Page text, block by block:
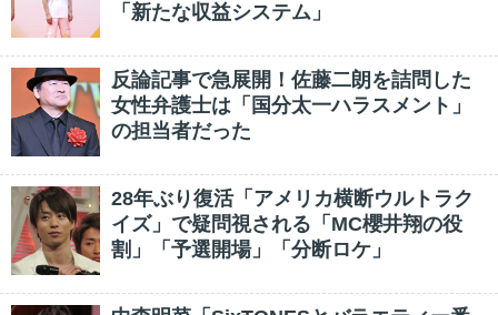
「新たな収益システム」
反論記事で急展開！佐藤二朗を詰問した
女性弁護士は「国分太一ハラスメント」
の担当者だった
28年ぶり復活「アメリカ横断ウルトラク
イズ」で疑問視される「MC櫻井翔の役
割」「予選開場」「分断ロケ」